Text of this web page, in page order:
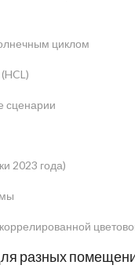
циклом
сценарии
2023 года)
разных